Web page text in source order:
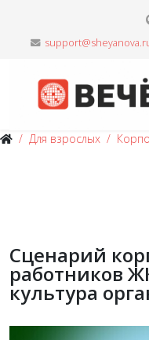
Для взрослых
Сценарий
работников
культура